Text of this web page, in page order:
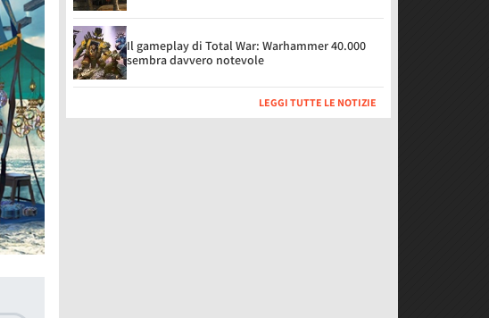
Il gameplay di Total War: Warhammer 40.000
sembra davvero notevole
LEGGI TUTTE LE NOTIZIE